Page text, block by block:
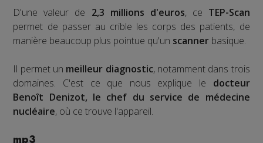
D'une valeur de 2,3 millions d'euros, ce TEP-Scan
permet de passer au crible les corps des patients, de
manière beaucoup plus pointue qu'un scanner basique.
Il permet un meilleur diagnostic, notamment dans trois
domaines. C'est ce que nous explique le docteur
Benoît Denizot, le chef du service de médecine
nucléaire, où ce trouve l'appareil.
mp3